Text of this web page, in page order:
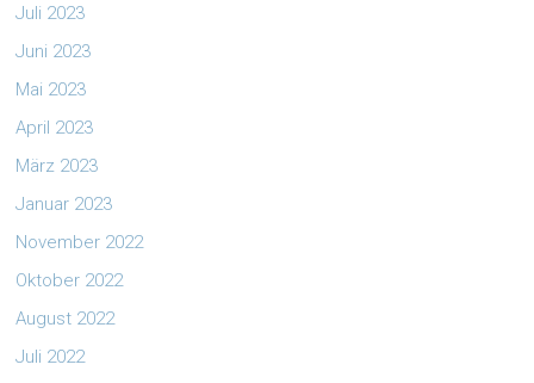
Juli 2023
Juni 2023
Mai 2023
April 2023
März 2023
Januar 2023
November 2022
Oktober 2022
August 2022
Juli 2022